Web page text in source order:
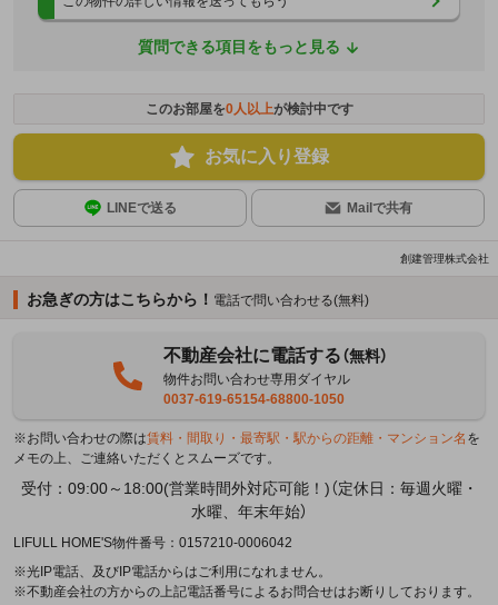
質問できる項目をもっと見る
このお部屋を0人以上が検討中です
お気に入り登録
LINEで送る Mailで共有
創建管理株式会社
お急ぎの方はこちらから！ 電話で問い合わせる(無料)
不動産会社に電話する（無料）
物件お問い合わせ専用ダイヤル
0037-619-65154-68800-1050
※お問い合わせの際は賃料・間取り・最寄駅・駅からの距離・マンション名 を
メモの上、ご連絡いただくとスムーズです。
受付：09:00～18:00(営業時間外対応可能！)（定休日：毎週火曜・
水曜、年末年始）
LIFULL HOME'S物件番号：0157210-0006042
※光IP電話、及びIP電話からはご利用になれません。
※不動産会社の方からの上記電話番号によるお問合せはお断りしております。